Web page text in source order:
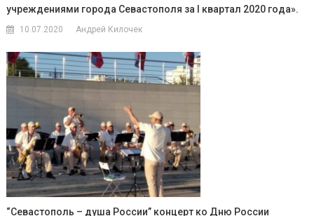
учреждениями города Севастополя за I квартал 2020 года».
10.07.2020 Андрей Килочек
“Севастополь – душа России” концерт ко Дню России